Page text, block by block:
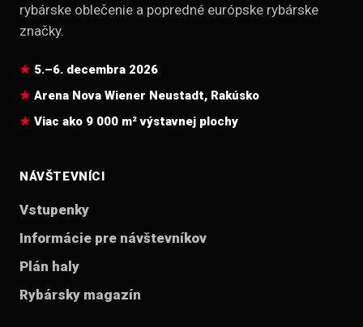
rybárske oblečenie a popredné európske rybárske
značky.
5.–6. decembra 2026
Arena Nova Wiener Neustadt, Rakúsko
Viac ako 9 000 m² výstavnej plochy
NÁVŠTEVNÍCI
Vstupenky
Informácie pre návštevníkov
Plán haly
Rybársky magazín